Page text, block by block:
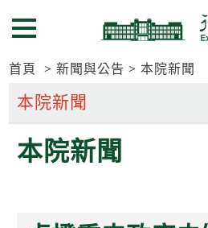
到
要
區
到
要
區
選單按鈕
首頁 新聞與公告 本院新聞
本院新聞